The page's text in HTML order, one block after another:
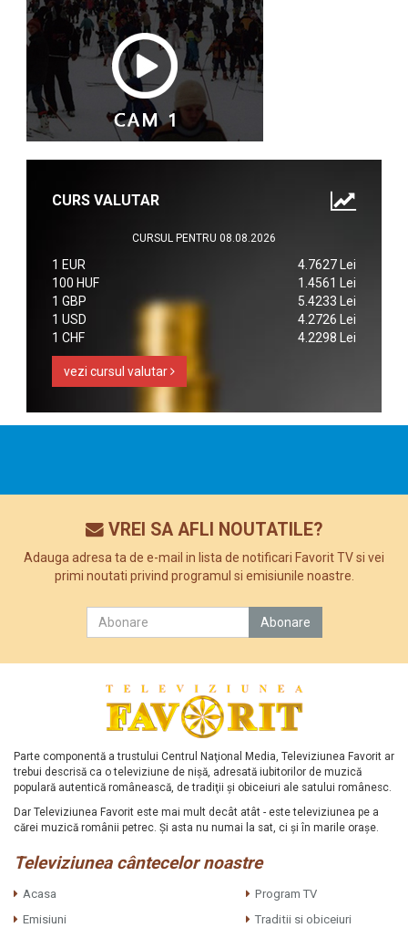
CURS VALUTAR
CURSUL PENTRU 08.08.2026
1 EUR
4.7627 Lei
100 HUF
1.4561 Lei
1 GBP
5.4233 Lei
1 USD
4.2726 Lei
1 CHF
4.2298 Lei
vezi cursul valutar
VREI SA AFLI NOUTATILE?
Adauga adresa ta de e-mail in lista de notificari Favorit TV si vei
primi noutati privind programul si emisiunile noastre.
Parte componentă a trustului Centrul Naţional Media, Televiziunea Favorit ar
trebui descrisă ca o televiziune de nişă, adresată iubitorilor de muzică
populară autentică românească, de tradiţii şi obiceiuri ale satului românesc.
Dar Televiziunea Favorit este mai mult decât atât - este televiziunea pe a
cărei muzică românii petrec. Şi asta nu numai la sat, ci şi în marile oraşe.
Televiziunea cântecelor noastre
Acasa
Program TV
Emisiuni
Traditii si obiceiuri